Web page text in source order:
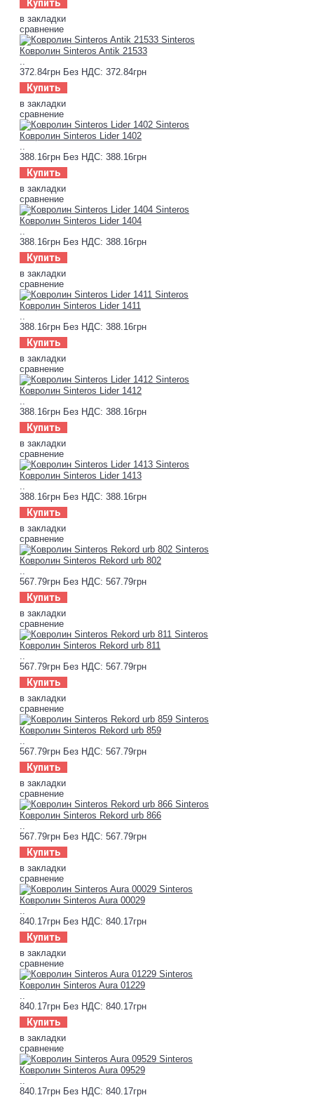
Купить
в закладки
сравнение
Ковролин Sinteros Antik 21533
372.84грн Без НДС: 372.84грн
Купить
в закладки
сравнение
Ковролин Sinteros Lider 1402
388.16грн Без НДС: 388.16грн
Купить
в закладки
сравнение
Ковролин Sinteros Lider 1404
388.16грн Без НДС: 388.16грн
Купить
в закладки
сравнение
Ковролин Sinteros Lider 1411
388.16грн Без НДС: 388.16грн
Купить
в закладки
сравнение
Ковролин Sinteros Lider 1412
388.16грн Без НДС: 388.16грн
Купить
в закладки
сравнение
Ковролин Sinteros Lider 1413
388.16грн Без НДС: 388.16грн
Купить
в закладки
сравнение
Ковролин Sinteros Rekord urb 802
567.79грн Без НДС: 567.79грн
Купить
в закладки
сравнение
Ковролин Sinteros Rekord urb 811
567.79грн Без НДС: 567.79грн
Купить
в закладки
сравнение
Ковролин Sinteros Rekord urb 859
567.79грн Без НДС: 567.79грн
Купить
в закладки
сравнение
Ковролин Sinteros Rekord urb 866
567.79грн Без НДС: 567.79грн
Купить
в закладки
сравнение
Ковролин Sinteros Aura 00029
840.17грн Без НДС: 840.17грн
Купить
в закладки
сравнение
Ковролин Sinteros Aura 01229
840.17грн Без НДС: 840.17грн
Купить
в закладки
сравнение
Ковролин Sinteros Aura 09529
840.17грн Без НДС: 840.17грн